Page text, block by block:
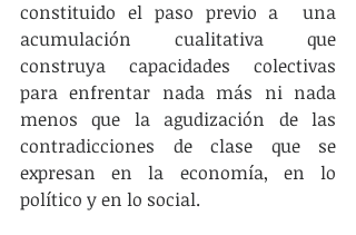
constituido el paso previo a  una
acumulación cualitativa que
construya capacidades colectivas
para enfrentar nada más ni nada
menos que la agudización de las
contradicciones de clase que se
expresan en la economía, en lo
político y en lo social.